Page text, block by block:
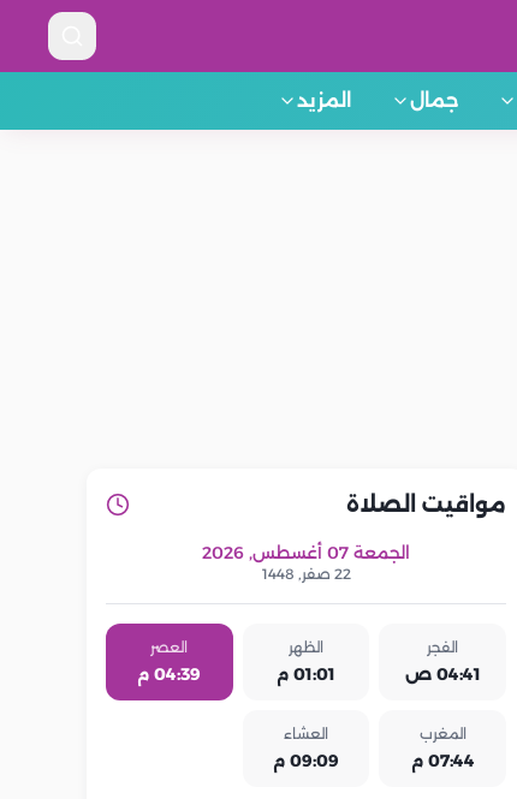
جمال المزيد
مواقيت الصلاة
الجمعة 07 أغسطس, 2026
22 صفر, 1448
الفجر
04:41 ص
الظهر
01:01 م
العصر
04:39 م
المغرب
07:44 م
العشاء
09:09 م